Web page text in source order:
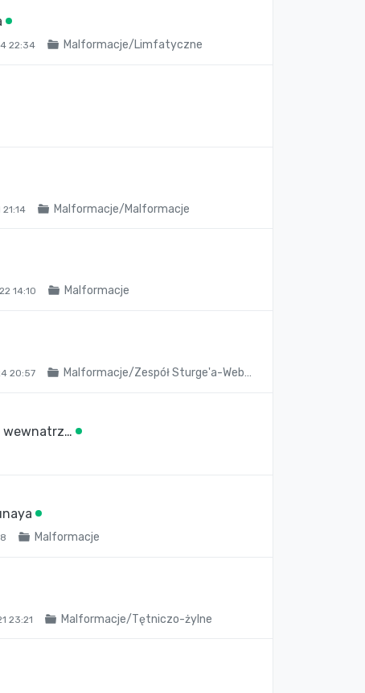
22:34 Malformacje/Limfatyczne
Malformacje/Malformacje
14:10 Malformacje
20:57 Malformacje/Zespół Sturge'a-Web…
wewnatrz…
Malformacje
23:21 Malformacje/Tętniczo-żylne